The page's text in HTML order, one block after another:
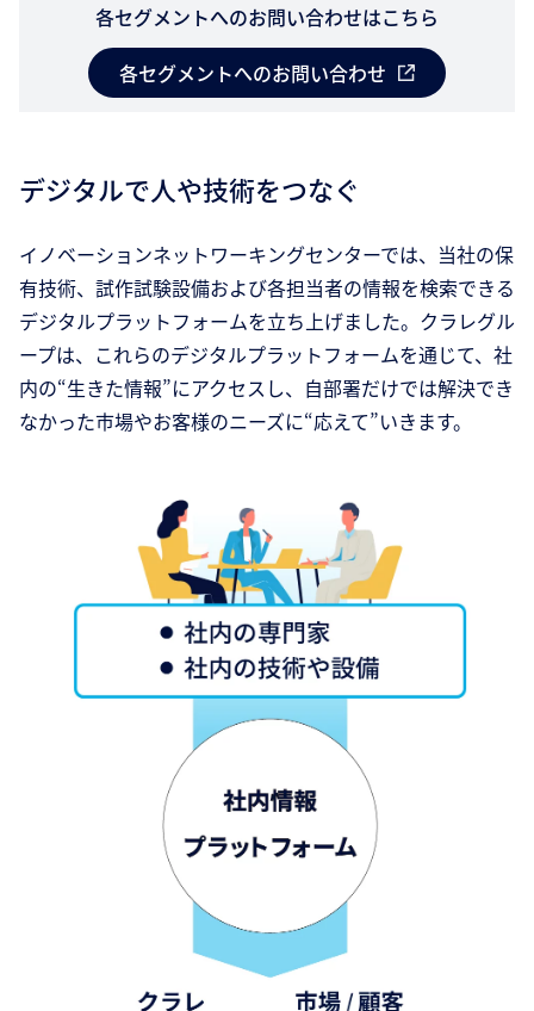
各セグメントへのお問い合わせはこちら
各セグメントへのお問い合わせ
デジタルで人や技術をつなぐ
イノベーションネットワーキングセンターでは、当社の保
有技術、試作試験設備および各担当者の情報を検索できる
デジタルプラットフォームを立ち上げました。クラレグル
ープは、これらのデジタルプラットフォームを通じて、社
内の“生きた情報”にアクセスし、自部署だけでは解決でき
なかった市場やお客様のニーズに“応えて”いきます。